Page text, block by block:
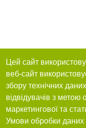
Цей сайт
веб-сайт
збору технічних
відвідувачів з метою
маркетингової та
Умови обробки даних